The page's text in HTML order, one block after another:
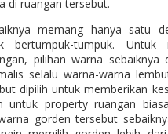
di ruangan tersebut.
memang hanya satu
tumpuk. Untuk
pilihan warna sebaiknya
selalu warna-warna
dipilih untuk memberikan
untuk property ruangan
gorden tersebut